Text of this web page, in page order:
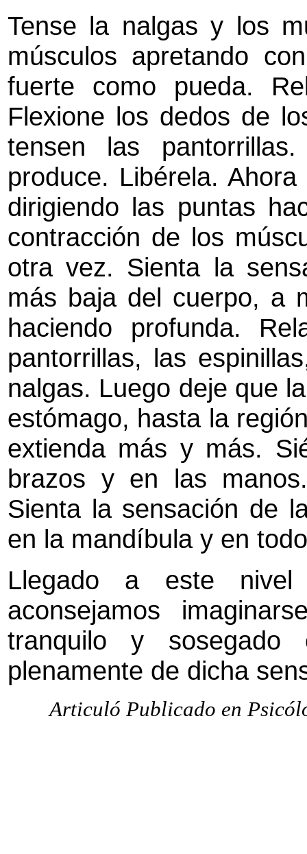
Tense la nalgas y los
músculos apretando
fuerte como pueda.
Flexione los dedos de
tensen las
produce. Libérela.
dirigiendo las puntas
contracción de los
otra vez. Sienta la
más baja del cuerpo, a
haciendo profunda.
pantorrillas, las
nalgas. Luego deje que
estómago, hasta la
extienda más y más.
brazos y en las
Sienta la sensación de
en la mandíbula y en
Llegado a este
aconsejamos
tranquilo y
plenamente de dicha
Articuló Publicado en